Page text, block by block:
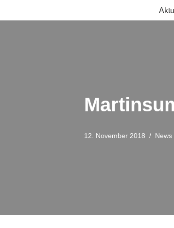
12. November 2018 News